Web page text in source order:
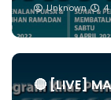
Unknown 4
🔴 [LIVE]